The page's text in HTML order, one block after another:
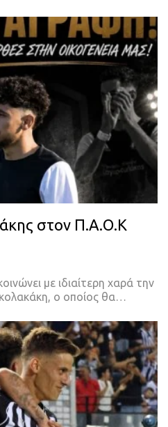
στον Π.Α.Ο.Κ
με ιδιαίτερη χαρά την
ο οποίος θα…